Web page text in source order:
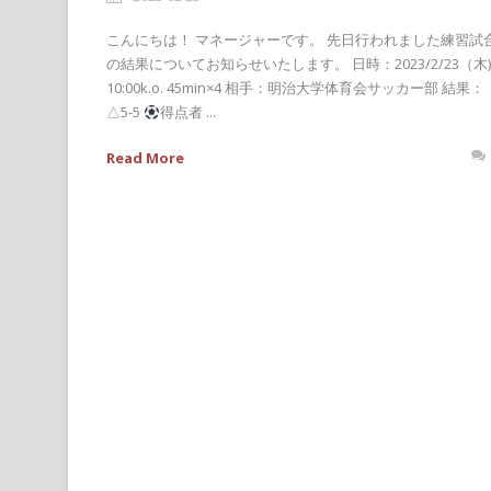
こんにちは！ マネージャーです。 先日行われました練習試
の結果についてお知らせいたします。 日時：2023/2/23（木)
10:00k.o. 45min×4 相手：明治大学体育会サッカー部 結果：
△5-5
得点者 ...
Read More